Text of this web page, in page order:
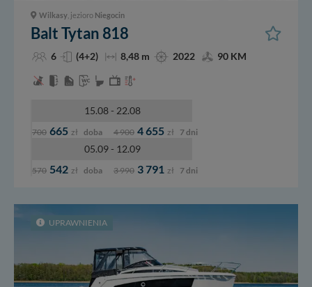
Wilkasy , jezioro Niegocin
Balt Tytan 818
6 (4+2) 8,48 m 2022 90 KM
15.08 - 22.08
700 665 zł doba 4 900 4 655 zł 7 dni
05.09 - 12.09
570 542 zł doba 3 990 3 791 zł 7 dni
UPRAWNIENIA